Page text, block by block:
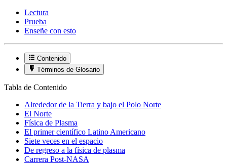
Lectura
Prueba
Enseñe con esto
Contenido
Términos de Glosario
Tabla de Contenido
Alrededor de la Tierra y bajo el Polo Norte
El Norte
Física de Plasma
El primer científico Latino Americano
Siete veces en el espacio
De regreso a la física de plasma
Carrera Post-NASA